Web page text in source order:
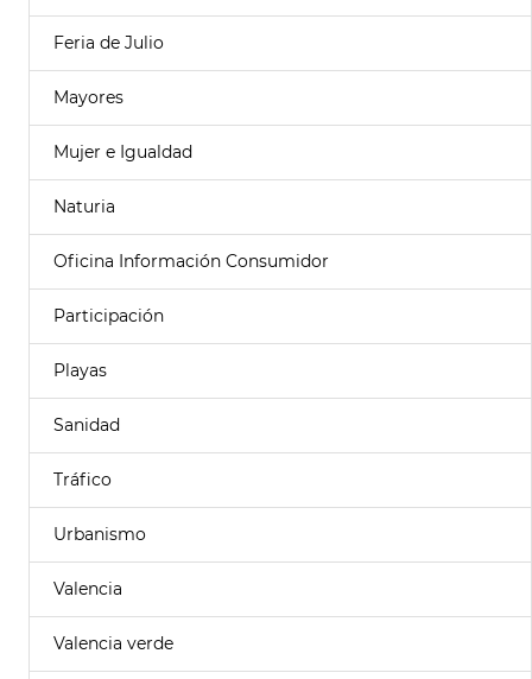
Feria de Julio
Mayores
Mujer e Igualdad
Naturia
Oficina Información Consumidor
Participación
Playas
Sanidad
Tráfico
Urbanismo
Valencia
Valencia verde